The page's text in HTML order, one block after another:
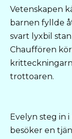
Vetenskapen
barnen fyllde
svart lyxbil
Chauffören
trottoaren.
Evelyn steg in
besöker en